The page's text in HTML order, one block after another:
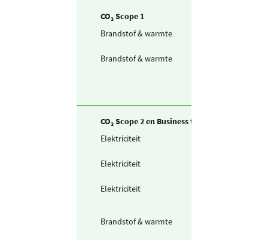
CO₂ Scope 1
Brandstof & warmte
Brandstof & warmte
CO₂ Scope 2 en Business travel
Elektriciteit
Elektriciteit
Elektriciteit
Brandstof & warmte